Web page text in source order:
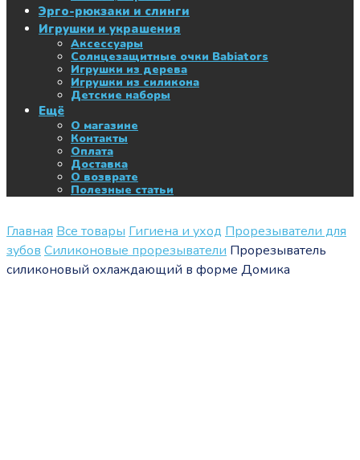
Эрго-рюкзаки и слинги
Игрушки и украшения
Аксессуары
Солнцезащитные очки Babiators
Игрушки из дерева
Игрушки из силикона
Детские наборы
Ещё
О магазине
Контакты
Оплата
Доставка
О возврате
Полезные статьи
Главная Все товары Гигиена и уход Прорезыватели для
зубов Силиконовые прорезыватели Прорезыватель
силиконовый охлаждающий в форме Домика